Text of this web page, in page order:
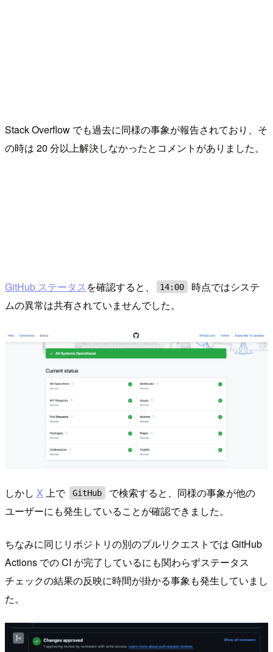
Stack Overflow でも過去に同様の事象が報告されており、そ
の時は 20 分以上解決しなかったとコメントがありました。
GitHub ステータスを確認すると、 14:00
時点ではシステ
ムの異常は共有されていませんでした。
しかし X 上で GitHub
で検索すると、同様の事象が他の
ユーザーにも発生していることが確認できました。
ちなみに同じリポジトリの別のプルリクエストでは GitHub
Actions での CI が完了しているにも関わらずステータス
チェックの結果の反映に時間が掛かる事象も発生していまし
た。